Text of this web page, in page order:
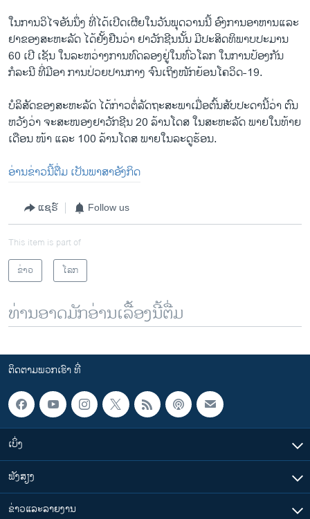
ໃນການວິໄຈອັນນຶ່ງ ທີ່ໄດ້ເປີດເຜີຍໃນວັນພຸດວານນີ້ ອົງການອາຫານແລະ
ຢາຂອງສະຫະລັດ ໄດ້ຢັ້ງຢືນວ່າ ຢາວັກຊີນນັ້ນ ມີປະສິດທິພາບປະມານ
60 ເປີ ເຊັນ ໃນລະຫວ່າງການທົດລອງຢູ່ໃນທົ່ວໂລກ ໃນການປ້ອງກັນ
ກໍລະນີ ທີ່ມີອາ ການປ່ວຍປານກາງ ຈົນເຖິງໜັກຍ້ອນໂຄວິດ-19.
ບໍລິສັດຂອງສະຫະລັດ ໄດ້ກ່າວຕໍ່ລັດຖະສະພາເມື່ອຕົ້ນສັບປະດານີ້ວ່າ ຕົນ
ຫວັງວ່າ ຈະສະໜອງຢາວັກຊີນ 20 ລ້ານໂດສ ໃນສະຫະລັດ ພາຍໃນທ້າຍ
ເດືອນ ໜ້າ ແລະ 100 ລ້ານໂດສ ພາຍໃນລະດູຮ້ອນ.
ອ່ານຂ່າວນີ້ຕື່ມ ເປັນພາສາອັງກິດ
ແຊຣ໌ Follow us
This item is part of
ຂ່າວ
ໂລກ
ທ່ານອາດມັກອ່ານເລື້ອງນີ້ຕື່ມ
ຕິດຕາມພວກເຮົາ ທີ່
ເບິ່ງ
ຟັງສຽງ
ຂ່າວແລະລາຍງານ